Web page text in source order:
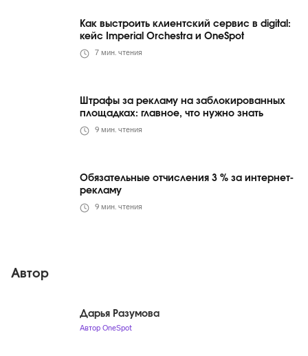
Как выстроить клиентский сервис в digital:
кейс Imperial Orchestra и OneSpot
7 мин. чтения
Штрафы за рекламу на заблокированных
площадках: главное, что нужно знать
9 мин. чтения
Обязательные отчисления 3 % за интернет-
рекламу
9 мин. чтения
Автор
Дарья Разумова
Автор OneSpot